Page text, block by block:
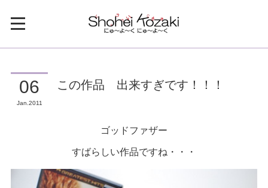
06
Jan 2011
この作品 出来すぎです！！！
ゴッドファザー
すばらしい作品ですね・・・